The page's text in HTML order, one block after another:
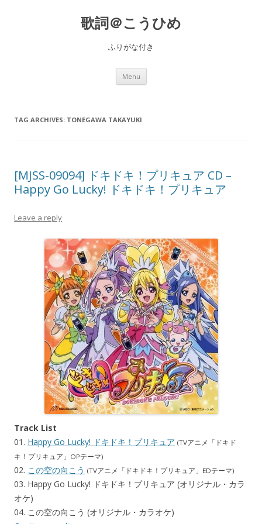
歌詞＠こうひめ
ふりがな付き
Menu Skip to content
TAG ARCHIVES: TONEGAWA TAKAYUKI
[MJSS-09094] ドキドキ！プリキュア CD –
Happy Go Lucky! ドキドキ！プリキュア
Leave a reply
Track List
01. Happy Go Lucky! ドキドキ！プリキュア (TVアニメ「ドキド
キ！プリキュア」OPテーマ)
02. この空の向こう (TVアニメ「ドキドキ！プリキュア」EDテーマ)
03. Happy Go Lucky! ドキドキ！プリキュア (オリジナル・カラ
オケ)
04. この空の向こう (オリジナル・カラオケ)